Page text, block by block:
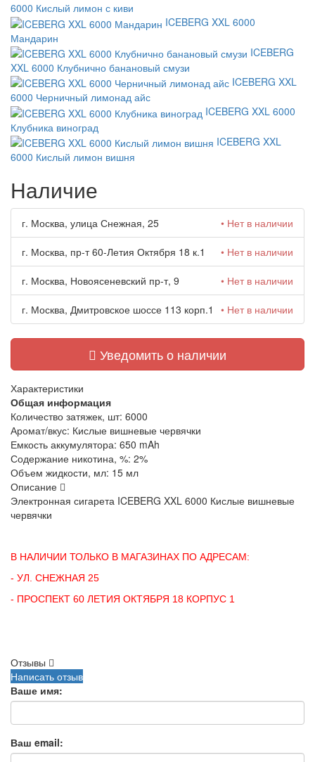
6000 Кислый лимон с киви
ICEBERG XXL 6000
Мандарин
ICEBERG
XXL 6000 Клубнично банановый смузи
ICEBERG XXL
6000 Черничный лимонад айс
ICEBERG XXL 6000
Клубника виноград
ICEBERG XXL
6000 Кислый лимон вишня
Наличие
г. Москва, улица Снежная, 25 • Нет в наличии
г. Москва, пр-т 60-Летия Октября 18 к.1 • Нет в наличии
г. Москва, Новоясеневский пр-т, 9 • Нет в наличии
г. Москва, Дмитровское шоссе 113 корп.1 • Нет в наличии
Уведомить о наличии
Характеристики
Общая информация
Количество затяжек, шт: 6000
Аромат/вкус: Кислые вишневые червячки
Емкость аккумулятора: 650 mAh
Содержание никотина, %: 2%
Объем жидкости, мл: 15 мл
Описание
Электронная сигарета ICEBERG XXL 6000 Кислые вишневые
червячки
В НАЛИЧИИ ТОЛЬКО В МАГАЗИНАХ ПО АДРЕСАМ:
- УЛ. СНЕЖНАЯ 25
- ПРОСПЕКТ 60 ЛЕТИЯ ОКТЯБРЯ 18 КОРПУС 1
Отзывы
Написать отзыв
Ваше имя:
Ваш email: